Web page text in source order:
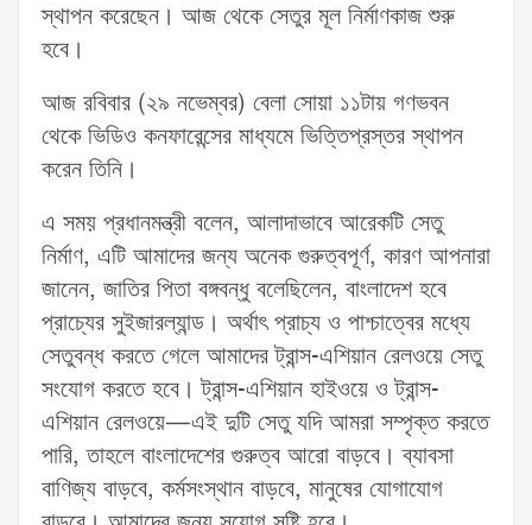
স্থাপন করেছেন। আজ থেকে সেতুর মূল নির্মাণকাজ শুরু
হবে।
আজ রবিবার (২৯ নভেম্বর) বেলা সোয়া ১১টায় গণভবন
থেকে ভিডিও কনফারেন্সের মাধ্যমে ভিত্তিপ্রস্তর স্থাপন
করেন তিনি।
এ সময় প্রধানমন্ত্রী বলেন, আলাদাভাবে আরেকটি সেতু
নির্মাণ, এটি আমাদের জন্য অনেক গুরুত্বপূর্ণ, কারণ আপনারা
জানেন, জাতির পিতা বঙ্গবন্ধু বলেছিলেন, বাংলাদেশ হবে
প্রাচ্যের সুইজারল্যান্ড। অর্থাৎ প্রাচ্য ও পাশ্চাত্বের মধ্যে
সেতুবন্ধ করতে গেলে আমাদের ট্রান্স-এশিয়ান রেলওয়ে সেতু
সংযোগ করতে হবে। ট্রান্স-এশিয়ান হাইওয়ে ও ট্রান্স-
এশিয়ান রেলওয়ে—এই দুটি সেতু যদি আমরা সম্পৃক্ত করতে
পারি, তাহলে বাংলাদেশের গুরুত্ব আরো বাড়বে। ব্যাবসা
বাণিজ্য বাড়বে, কর্মসংস্থান বাড়বে, মানুষের যোগাযোগ